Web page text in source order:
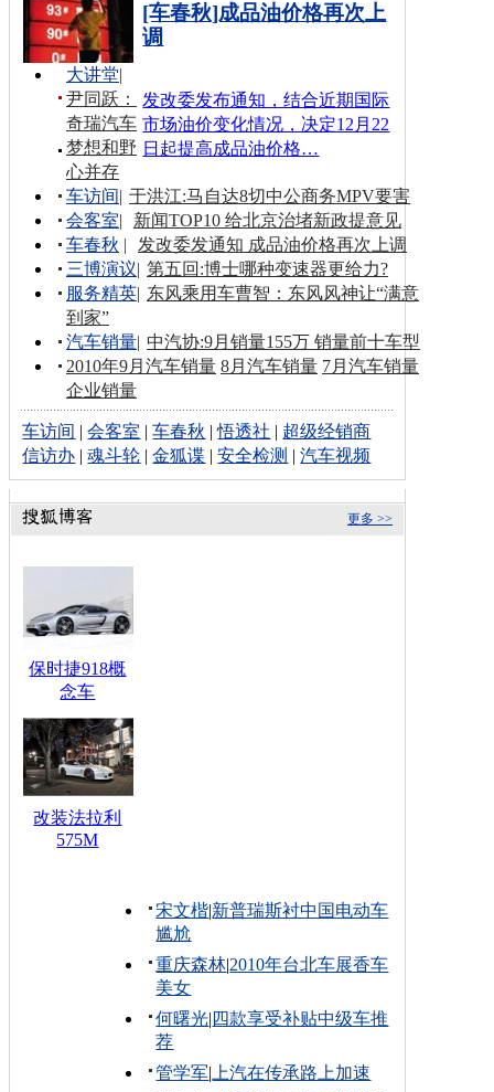
[车春秋]成品油价格再次上
调
发改委发布通知，结合近期国际
市场油价变化情况，决定12月22
日起提高成品油价格…
大讲堂|
尹同跃：
奇瑞汽车
梦想和野
心并存
车访间| 于洪江:马自达8切中公商务MPV要害
会客室|
新闻TOP10 给北京治堵新政提意见
车春秋 |
发改委发通知 成品油价格再次上调
三博演议| 第五回:博士哪种变速器更给力?
服务精英| 东风乘用车曹智：东风风神让“满意
到家”
汽车销量| 中汽协:9月销量155万 销量前十车型
2010年9月汽车销量 8月汽车销量 7月汽车销量
企业销量
车访间 |会客室 |车春秋 |悟透社 | 超级经销商
信访办 |魂斗轮 |金狐谍 |安全检测 |汽车视频
更多 >>
保时捷918概
念车
改装法拉利
575M
宋文楷|新普瑞斯衬中国电动车
尴尬
重庆森林|2010年台北车展香车
美女
何曙光| 四款享受补贴中级车推
荐
管学军| 上汽在传承路上加速